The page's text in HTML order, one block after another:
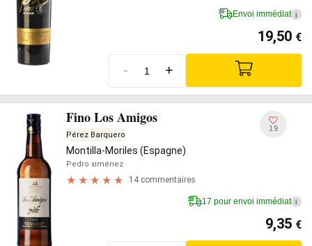
Envoi immédiat i
19,50 €
- +
Fino Los Amigos
Pérez Barquero
Montilla-Moriles (Espagne)
Pedro ximénez
14 commentaires
19
17 pour envoi immédiat i
9,35 €